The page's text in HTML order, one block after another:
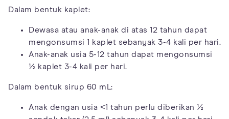
Dalam bentuk kaplet:
Dewasa atau anak-anak di atas 12 tahun dapat
mengonsumsi 1 kaplet sebanyak 3-4 kali per hari.
Anak-anak usia 5-12 tahun dapat mengonsumsi
½ kaplet 3-4 kali per hari.
Dalam bentuk sirup 60 mL:
Anak dengan usia <1 tahun perlu diberikan ½